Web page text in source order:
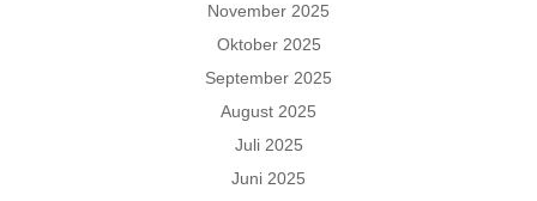
November 2025
Oktober 2025
September 2025
August 2025
Juli 2025
Juni 2025